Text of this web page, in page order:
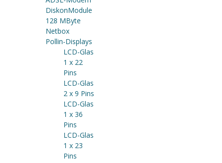
DiskonModule
128 MByte
Netbox
Pollin-Displays
LCD-Glas
1 x 22
Pins
LCD-Glas
2 x 9 Pins
LCD-Glas
1 x 36
Pins
LCD-Glas
1 x 23
Pins